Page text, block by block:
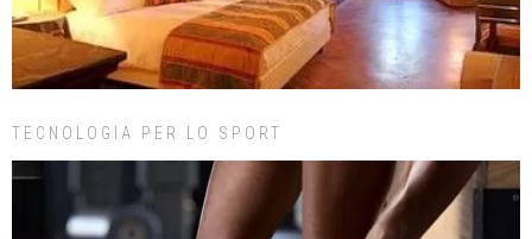
TECNOLOGIA PER LO SPORT